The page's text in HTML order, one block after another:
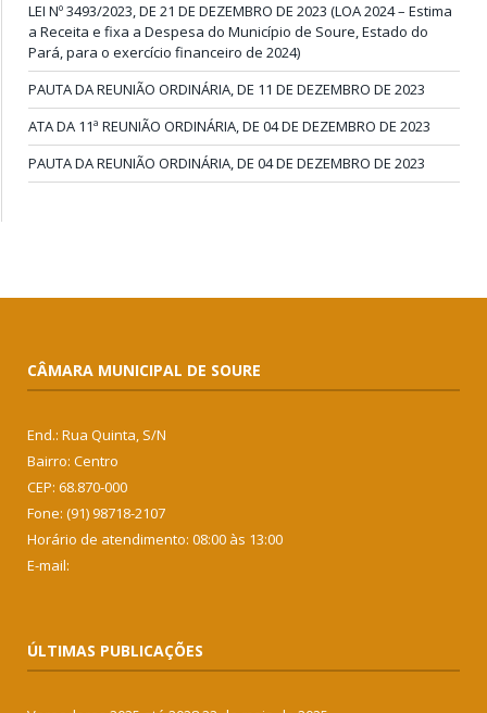
LEI Nº 3493/2023, DE 21 DE DEZEMBRO DE 2023 (LOA 2024 – Estima
a Receita e fixa a Despesa do Município de Soure, Estado do
Pará, para o exercício financeiro de 2024)
PAUTA DA REUNIÃO ORDINÁRIA, DE 11 DE DEZEMBRO DE 2023
ATA DA 11ª REUNIÃO ORDINÁRIA, DE 04 DE DEZEMBRO DE 2023
PAUTA DA REUNIÃO ORDINÁRIA, DE 04 DE DEZEMBRO DE 2023
CÂMARA MUNICIPAL DE SOURE
End.: Rua Quinta, S/N
Bairro: Centro
CEP: 68.870-000
Fone: (91) 98718-2107
Horário de atendimento: 08:00 às 13:00
E-mail:
ÚLTIMAS PUBLICAÇÕES